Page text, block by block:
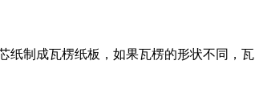
纸制成瓦楞纸板，如果瓦楞的形状不同，瓦